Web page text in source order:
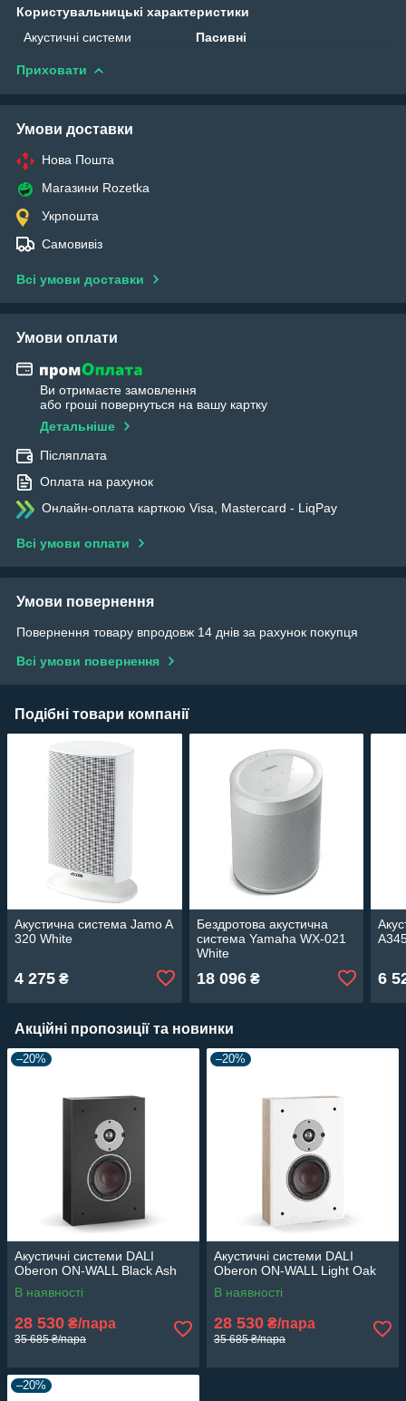
Користувальницькі характеристики
Акустичні системи
Пасивні
Приховати
Умови доставки
Нова Пошта
Магазини Rozetka
Укрпошта
Самовивіз
Всі умови доставки
Умови оплати
Ви отримаєте замовлення
або гроші повернуться на вашу картку
Детальніше
Післяплата
Оплата на рахунок
Онлайн-оплата карткою Visa, Mastercard - LiqPay
Всі умови оплати
Умови повернення
Повернення товару впродовж 14 днів за рахунок покупця
Всі умови повернення
Подібні товари компанії
Акустична система Jamo A
320 White
4 275 ₴
Бездротова акустична
система Yamaha WX-021
White
18 096₴ 6
Акційні пропозиції та новинки
–20%
Акустичні системи DALI
Oberon ON-WALL Black Ash
В наявності
28 530 ₴/пара
35 685 ₴/пара
–20%
Акустичні системи DALI
Oberon ON-WALL Light Oak
В наявності
28 530 ₴/пара
35 685 ₴/пара
–20%